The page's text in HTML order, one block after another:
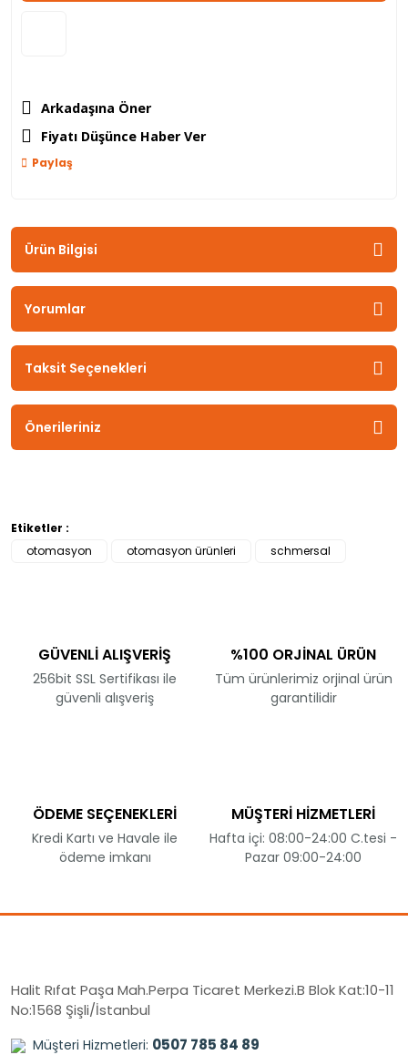
Arkadaşına Öner
Fiyatı Düşünce Haber Ver
Paylaş
Ürün Bilgisi
Yorumlar
Taksit Seçenekleri
Önerileriniz
Etiketler :
otomasyon
otomasyon ürünleri schmersal
GÜVENLİ ALIŞVERİŞ
256bit SSL Sertifikası ile
güvenli alışveriş
%100 ORJİNAL ÜRÜN
Tüm ürünlerimiz orjinal ürün
garantilidir
ÖDEME SEÇENEKLERİ
Kredi Kartı ve Havale ile
ödeme imkanı
MÜŞTERİ HİZMETLERİ
Hafta içi: 08:00-24:00 C.tesi -
Pazar 09:00-24:00
Halit Rıfat Paşa Mah.Perpa Ticaret Merkezi.B Blok Kat:10-11
No:1568 Şişli/İstanbul
Müşteri Hizmetleri: 0507 785 84 89